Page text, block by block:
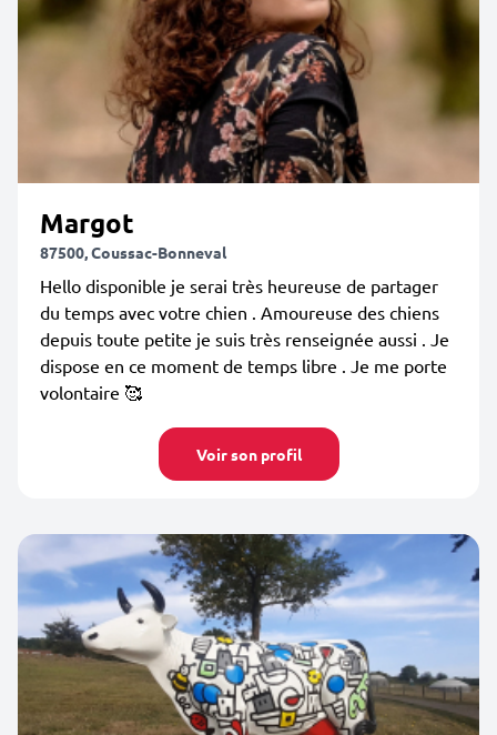
Margot
87500, Coussac-Bonneval
Hello disponible je serai très heureuse de partager
du temps avec votre chien . Amoureuse des chiens
depuis toute petite je suis très renseignée aussi . Je
dispose en ce moment de temps libre . Je me porte
volontaire 🥰
Voir son profil